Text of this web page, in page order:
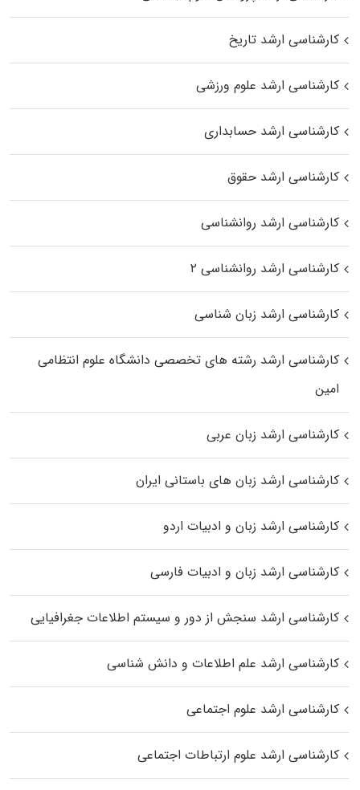
کارشناسی ارشد تاریخ
کارشناسی ارشد علوم ورزشی
کارشناسی ارشد حسابداری
کارشناسی ارشد حقوق
کارشناسی ارشد روانشناسی
کارشناسی ارشد روانشناسی ۲
کارشناسی ارشد زبان شناسی
کارشناسی ارشد رﺷﺘﻪ ﻫﺎی تخصصی داﻧﺸﮕﺎه ﻋﻠﻮم انتظامی
اﻣﻴﻦ
کارشناسی ارشد زبان عربی
کارشناسی ارشد زبان‌ های باستانی ایران
کارشناسی ارشد زبان و ادبیات اردو
کارشناسی ارشد زبان و ادبیات فارسی
کارشناسی ارشد سنجش از دور و سیستم اطلاعات جغرافیایی
کارشناسی ارشد علم اطلاعات و دانش شناسی
کارشناسی ارشد علوم اجتماعی
کارشناسی ارشد علوم ارتباطات اجتماعی